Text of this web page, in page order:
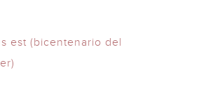
est (bicentenario del